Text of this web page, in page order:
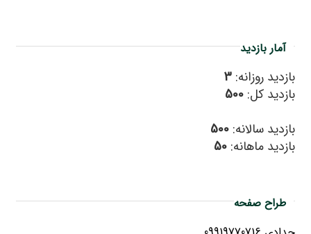
آمار بازدید
بازدید روزانه:3
بازدید کل:500
بازدید سالانه:500
بازدید ماهانه:50
طراح صفحه